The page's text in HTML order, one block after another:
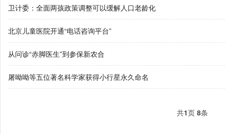
卫计委：全面两孩政策调整可以缓解人口老龄化
北京儿童医院开通“电话咨询平台”
从问诊“赤脚医生”到参保新农合
屠呦呦等五位著名科学家获得小行星永久命名
共1页 8条